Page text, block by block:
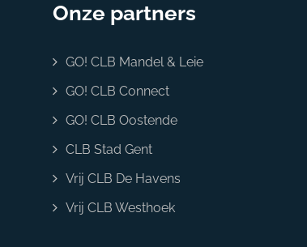
Onze partners
GO! CLB Mandel & Leie
GO! CLB Connect
GO! CLB Oostende
CLB Stad Gent
Vrij CLB De Havens
Vrij CLB Westhoek